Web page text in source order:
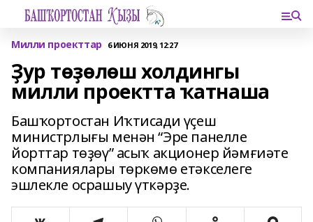
Милли проекттар 6 ИЮНЯ 2019, 12:27
Ҙур төҙөлөш холдингы
милли проектта ҡатнаша
Башҡортостан Иҡтисади үҫеш
министрлығы менән “Эре панелле
йорттар төҙөү” асыҡ акционер йәмғиәте
компаниялары төркөмө етәкселеге
эшлекле осрашыу үткәрҙе.